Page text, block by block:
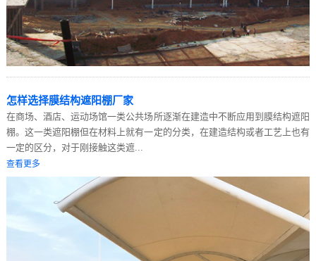
怎样选择膜结构遮阳棚厂家
在商场、酒店、运动场馆一类公共场所逐渐在建造中不断应用到膜结构遮阳
棚。这一类遮阳棚但在材料上就有一定的分类，在建造结构或者工艺上也有
一定的区分，对于刚接触这类遮...
查看更多